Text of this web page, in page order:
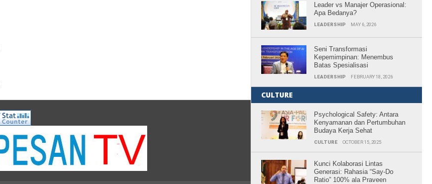
Leader vs Manajer Operasional:
Apa Bedanya?
LEADERSHIP MAY 6, 2026
Seni Transformasi
Kepemimpinan: Menembus
Batas Spesialisasi
LEADERSHIP FEBRUARY 18, 2026
CULTURE
Psychological Safety: Antara
Kenyamanan dan Pertumbuhan
Budaya Kerja Sehat
CULTURE OCTOBER 15, 2025
Kunci Kolaborasi Lintas
Generasi: Rahasia “Say-Do
Ratio” 100% ala Praveen